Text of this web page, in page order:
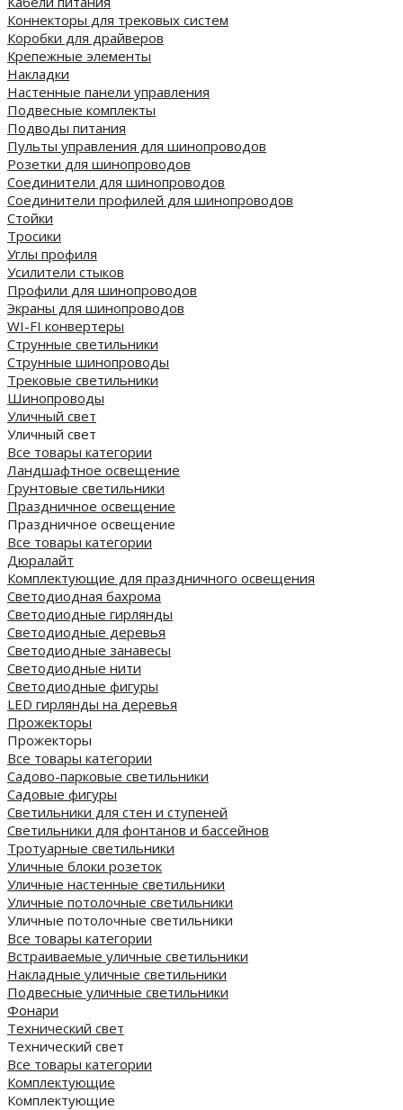
Коннекторы для трековых систем
Коробки для драйверов
Крепежные элементы
Накладки
Настенные панели управления
Подвесные комплекты
Подводы питания
Пульты управления для шинопроводов
Розетки для шинопроводов
Соединители для шинопроводов
Соединители профилей для шинопроводов
Стойки
Тросики
Углы профиля
Усилители стыков
Профили для шинопроводов
Экраны для шинопроводов
WI-FI конвертеры
Струнные светильники
Струнные шинопроводы
Трековые светильники
Шинопроводы
Уличный свет
Уличный свет
Все товары категории
Ландшафтное освещение
Грунтовые светильники
Праздничное освещение
Праздничное освещение
Все товары категории
Дюралайт
Комплектующие для праздничного освещения
Светодиодная бахрома
Светодиодные гирлянды
Светодиодные деревья
Светодиодные занавесы
Светодиодные нити
Светодиодные фигуры
LED гирлянды на деревья
Прожекторы
Прожекторы
Все товары категории
Садово-парковые светильники
Садовые фигуры
Светильники для стен и ступеней
Светильники для фонтанов и бассейнов
Тротуарные светильники
Уличные блоки розеток
Уличные настенные светильники
Уличные потолочные светильники
Уличные потолочные светильники
Все товары категории
Встраиваемые уличные светильники
Накладные уличные светильники
Подвесные уличные светильники
Фонари
Технический свет
Технический свет
Все товары категории
Комплектующие
Комплектующие